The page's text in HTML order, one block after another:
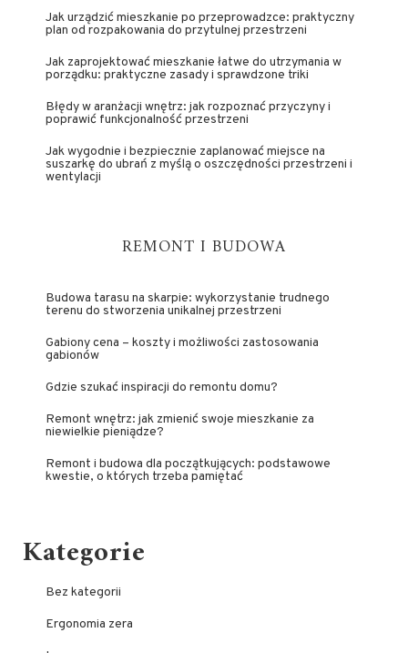
Jak urządzić mieszkanie po przeprowadzce: praktyczny
plan od rozpakowania do przytulnej przestrzeni
Jak zaprojektować mieszkanie łatwe do utrzymania w
porządku: praktyczne zasady i sprawdzone triki
Błędy w aranżacji wnętrz: jak rozpoznać przyczyny i
poprawić funkcjonalność przestrzeni
Jak wygodnie i bezpiecznie zaplanować miejsce na
suszarkę do ubrań z myślą o oszczędności przestrzeni i
wentylacji
REMONT I BUDOWA
Budowa tarasu na skarpie: wykorzystanie trudnego
terenu do stworzenia unikalnej przestrzeni
Gabiony cena – koszty i możliwości zastosowania
gabionów
Gdzie szukać inspiracji do remontu domu?
Remont wnętrz: jak zmienić swoje mieszkanie za
niewielkie pieniądze?
Remont i budowa dla początkujących: podstawowe
kwestie, o których trzeba pamiętać
Kategorie
Bez kategorii
Ergonomia zera